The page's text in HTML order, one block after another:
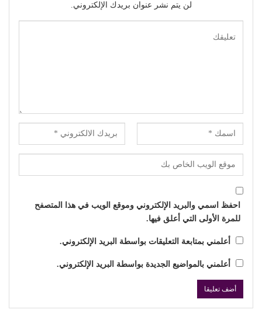
لن يتم نشر عنوان بريدك الإلكتروني.
احفظ اسمي والبريد الإلكتروني وموقع الويب في هذا المتصفح
للمرة الأولى التي أعلق فيها.
أعلمني بمتابعة التعليقات بواسطة البريد الإلكتروني.
أعلمني بالمواضيع الجديدة بواسطة البريد الإلكتروني.